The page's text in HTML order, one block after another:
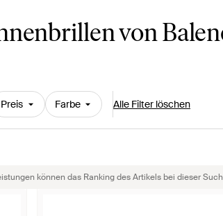
von
Preis Farbe Alle Filter löschen
können das Ranking des Artikels bei dieser